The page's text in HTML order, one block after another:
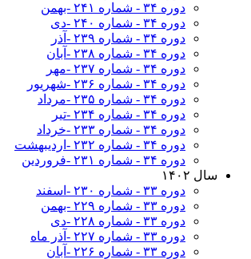
دوره ۳۴ - شماره ۲۴۱ -بهمن
دوره ۳۴ - شماره ۲۴۰ -دی
دوره ۳۴ - شماره ۲۳۹ -آذر
دوره ۳۴ - شماره ۲۳۸ -آبان
دوره ۳۴ - شماره ۲۳۷ -مهر
دوره ۳۴ - شماره ۲۳۶ -شهریور
دوره ۳۴ - شماره ۲۳۵ -مرداد
دوره ۳۴ - شماره ۲۳۴ -تیر
دوره ۳۴ - شماره ۲۳۳ -خرداد
دوره ۳۴ - شماره ۲۳۲ -اردیبهشت
دوره ۳۴ - شماره ۲۳۱ -فروردین
سال ۱۴۰۲
دوره ۳۳ - شماره ۲۳۰ -اسفند
دوره ۳۳ - شماره ۲۲۹ -بهمن
دوره ۳۳ - شماره ۲۲۸ -دی
دوره ۳۳ - شماره ۲۲۷ -آذر ماه
دوره ۳۳ - شماره ۲۲۶ -آبان